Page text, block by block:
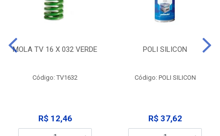
MOLA TV 16 X 032 VERDE
Código: TV1632
R$ 12,46
POLI SILICON
Código: POLI SILICON
R$ 37,62